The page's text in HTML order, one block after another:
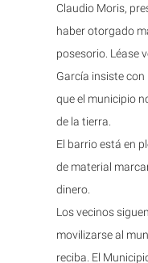
Claudio Moris,
haber otorgado
posesorio. Léase
García insiste
que el municipio
de la tierra.
El barrio está en
de material
dinero.
Los vecinos
movilizarse al
reciba. El